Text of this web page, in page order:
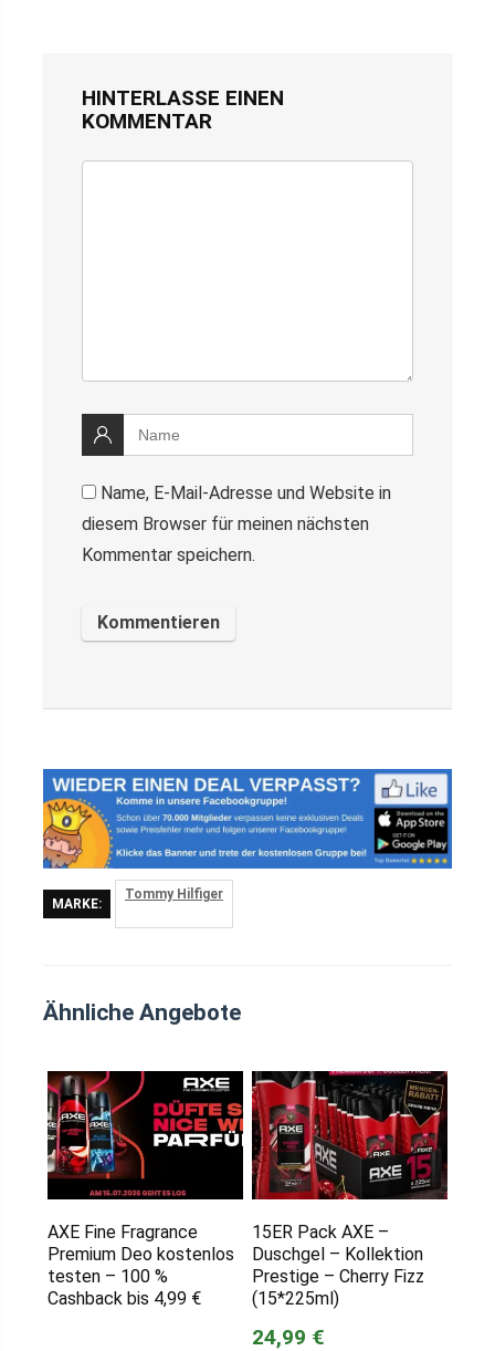
HINTERLASSE EINEN
KOMMENTAR
Name, E-Mail-Adresse und Website in
diesem Browser für meinen nächsten
Kommentar speichern.
MARKE:
Tommy Hilfiger
Ähnliche Angebote
AXE Fine Fragrance
Premium Deo kostenlos
testen – 100 %
Cashback bis 4,99 €
15ER Pack AXE –
Duschgel – Kollektion
Prestige – Cherry Fizz
(15*225ml)
24,99 €